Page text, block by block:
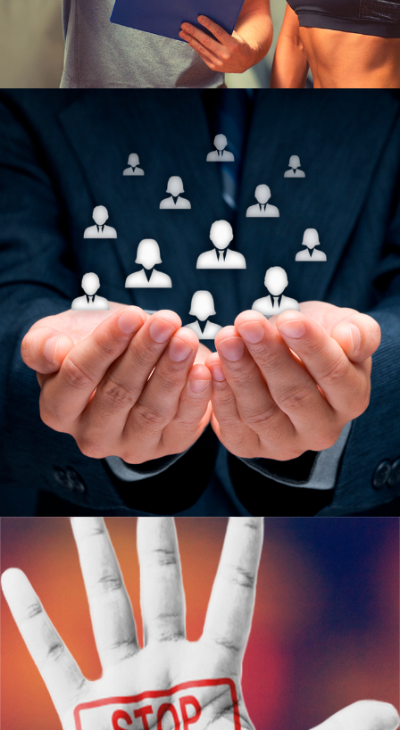
Узнать больше
ЮКИОР
ОТДЕЛ ПО ОЛИМПИЙСКИМ И
НЕОЛИМПИЙСКИМ ВИДАМ
СПОРТА
Узнать больше
ЮКИОР
АНТИДОПИНГОВОЕ
ОБЕСПЕЧЕНИЕ